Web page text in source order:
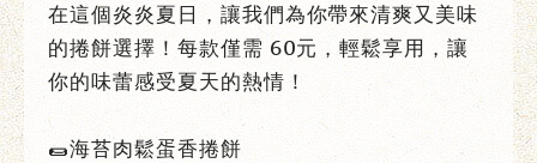
在這個炎炎夏日，讓我們為你帶來清爽又美味
的捲餅選擇！每款僅需 60元，輕鬆享用，讓
你的味蕾感受夏天的熱情！
🌯海苔肉鬆蛋香捲餅